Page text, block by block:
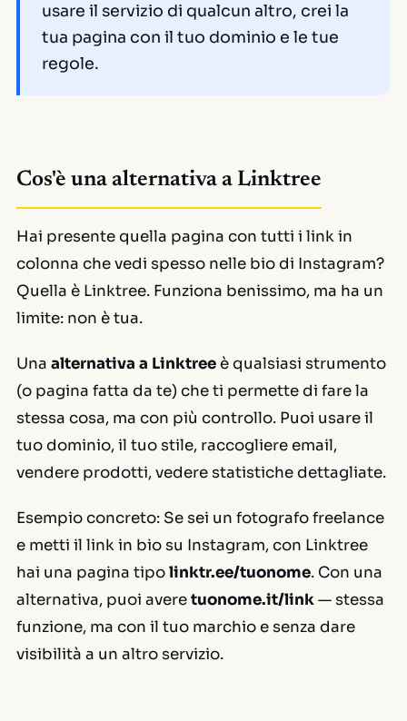
usare il servizio di qualcun altro, crei la
tua pagina con il tuo dominio e le tue
regole.
Cos'è una alternativa a Linktree
Hai presente quella pagina con tutti i link in
colonna che vedi spesso nelle bio di Instagram?
Quella è Linktree. Funziona benissimo, ma ha un
limite: non è tua.
Una alternativa a Linktreeè qualsiasi strumento
(o pagina fatta da te) che ti permette di fare la
stessa cosa, ma con più controllo. Puoi usare il
tuo dominio, il tuo stile, raccogliere email,
vendere prodotti, vedere statistiche dettagliate.
Esempio concreto: Se sei un fotografo freelance
e metti il link in bio su Instagram, con Linktree
hai una pagina tipolinktr.ee/tuonome. Con una
alternativa, puoi averetuonome.it/link— stessa
funzione, ma con il tuo marchio e senza dare
visibilità a un altro servizio.